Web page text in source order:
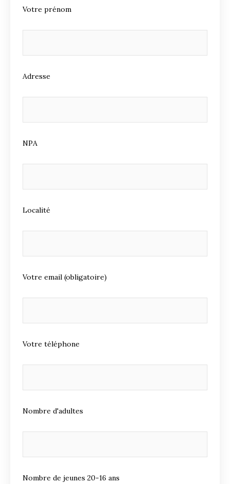
Votre prénom
Adresse
NPA
Localité
Votre email (obligatoire)
Votre téléphone
Nombre d'adultes
Nombre de jeunes 20-16 ans